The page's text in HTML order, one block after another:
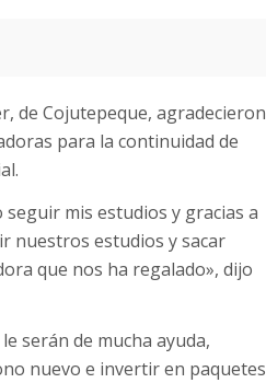
de Cojutepeque, agradecieron
para la continuidad de
mis estudios y gracias a
nuestros estudios y sacar
que nos ha regalado», dijo
serán de mucha ayuda,
nuevo e invertir en paquetes